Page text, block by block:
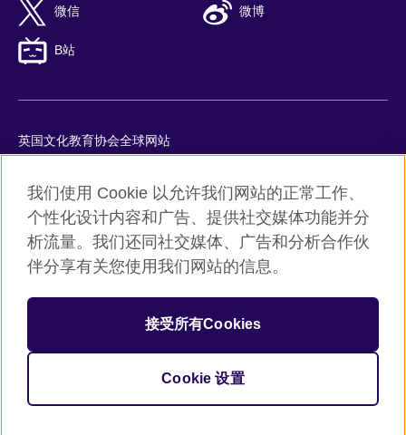
微信 微博
B站
英国文化教育协会全球网站
Cookie
网站地图
ICP number: 京ICP备10044692号-8
京公网安备11010502045859号
机构注册号：209131 （英格兰与威尔士）SC037733 （苏格兰）
我们使用 Cookie 以允许我们网站的正常工作、
个性化设计内容和广告、提供社交媒体功能并分
析流量。我们还同社交媒体、广告和分析合作伙
伴分享有关您使用我们网站的信息。
接受所有Cookies
Cookie 设置